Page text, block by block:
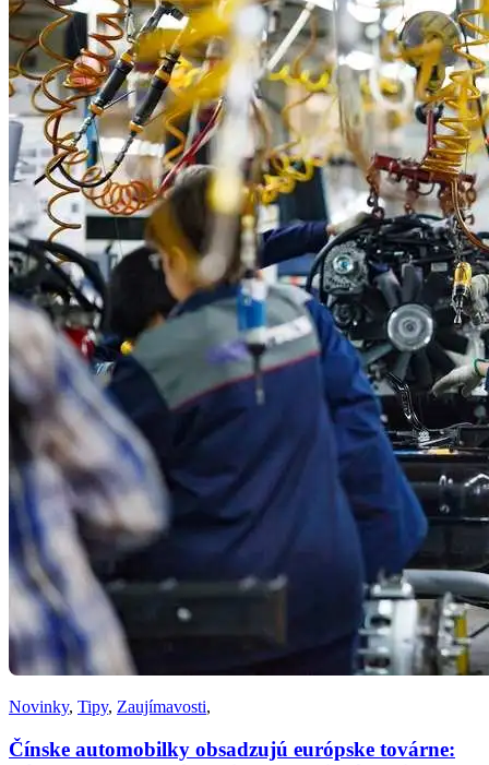
Novinky, Tipy, Zaujímavosti,
Čínske automobilky obsadzujú európske továrne: